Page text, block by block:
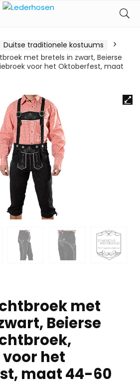
Duitse traditionele kostuums
met bretels in zwart, Beierse
voor het Oktoberfest, maat
met
Beierse
het
maat 44-60